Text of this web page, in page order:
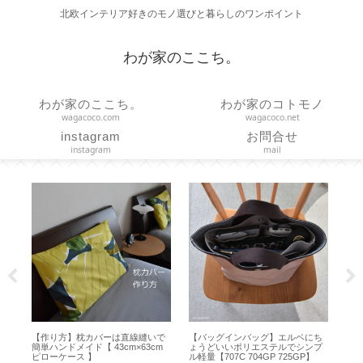
北欧インテリア好きのモノ選びと暮らしのワンポイント
わが家のここち。
わが家のここち。
wagacoco.com
わが家のコトモノ
wagacoco.net
instagram
instagram
お問合せ
mail
【作り方】枕カバーは直線縫いで
簡単ハンドメイド【 43cm×63cm
ピローケース 】
【バッグインバッグ】エルベにち
ょうどいいポリエステルでシンプ
ル軽量【707C 704GP 725GP】